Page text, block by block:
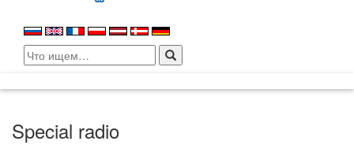
Search
for:
Special radio